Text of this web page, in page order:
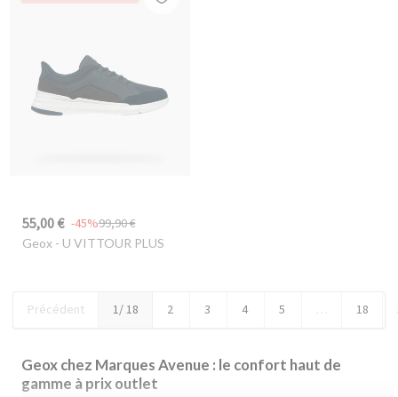
55,00 € 99,90 €
-45%
Geox- U VITTOUR PLUS
Précédent 1/ 18 2 3 4 5 … 18
Geox chez Marques Avenue : le confort haut de
gamme à prix outlet